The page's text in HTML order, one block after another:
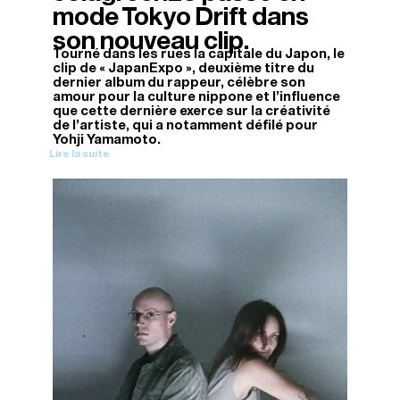
mode Tokyo Drift dans
son nouveau clip.
Tourné dans les rues la capitale du Japon, le
clip de « JapanExpo », deuxième titre du
dernier album du rappeur, célèbre son
amour pour la culture nippone et l’influence
que cette dernière exerce sur la créativité
de l’artiste, qui a notamment défilé pour
Yohji Yamamoto.
Lire la suite